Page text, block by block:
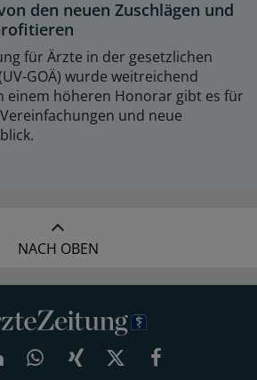
den neuen Zuschlägen und
für Ärzte in der gesetzlichen
GOÄ) wurde weitreichend
einem höheren Honorar gibt es für
und neue
NACH OBEN